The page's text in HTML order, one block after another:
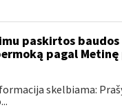
paskirtos
pagal
skelbiama: